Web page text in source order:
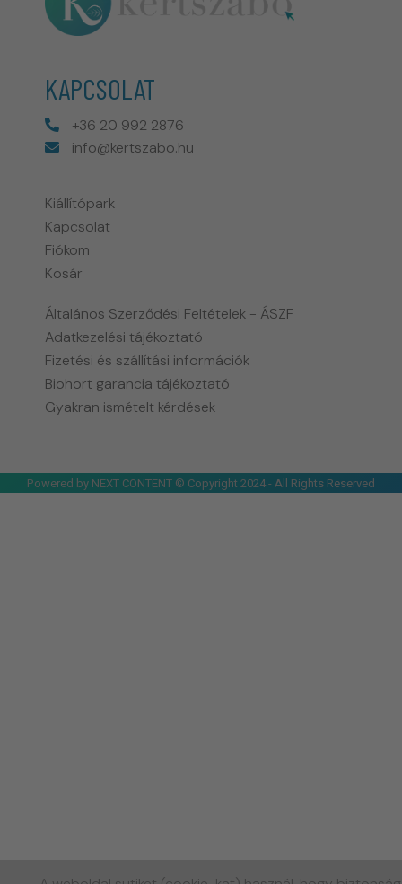
KAPCSOLAT
+36 20 992 2876
info@kertszabo.hu
Kiállítópark
Kapcsolat
Fiókom
Kosár
Általános Szerződési Feltételek - ÁSZF
Adatkezelési tájékoztató
Fizetési és szállítási információk
Biohort garancia tájékoztató
Gyakran ismételt kérdések
Powered by NEXT CONTENT © Copyright 2024 - All Rights Reserved